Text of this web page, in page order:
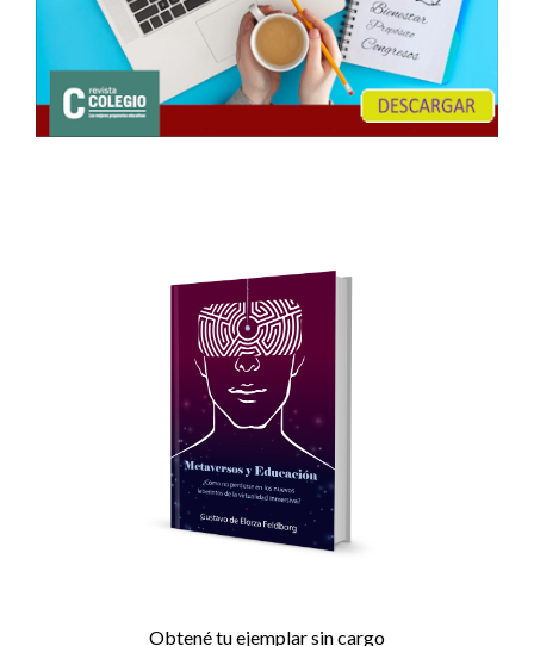
Obtené tu ejemplar sin cargo